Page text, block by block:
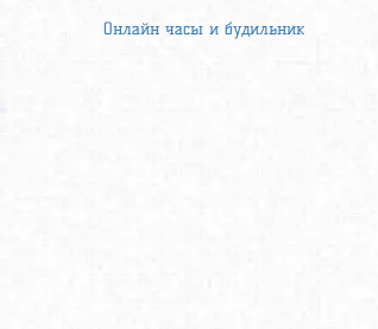
Онлайн часы и будильник